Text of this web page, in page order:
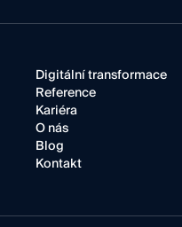
Digitální transformace
Reference
Kariéra
O nás
Blog
Kontakt